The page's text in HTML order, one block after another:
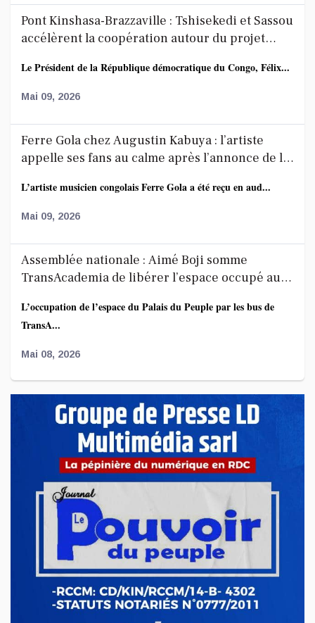
Pont Kinshasa-Brazzaville : Tshisekedi et Sassou
accélèrent la coopération autour du projet
Le Président de la République démocratique du Congo, Félix...
Mai 09, 2026
Ferre Gola chez Augustin Kabuya : l’artiste
appelle ses fans au calme après l’annonce de la
L’artiste musicien congolais Ferre Gola a été reçu en aud...
Mai 09, 2026
Assemblée nationale : Aimé Boji somme
TransAcademia de libérer l’espace occupé au
L’occupation de l’espace du Palais du Peuple par les bus de
TransA...
Mai 08, 2026
Affaire FRIVAO : la société civile salue les
révélations du ministre de la Justice et appelle
à une enquête élargie
Le Centre de recherche en finances publiques et
développement...
Mai 07, 2026